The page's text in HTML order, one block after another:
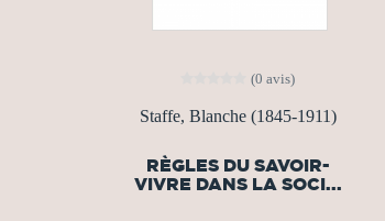
(0 avis)
Staffe, Blanche (1845-1911)
RÈGLES DU SAVOIR-
VIVRE DANS LA SOCI...